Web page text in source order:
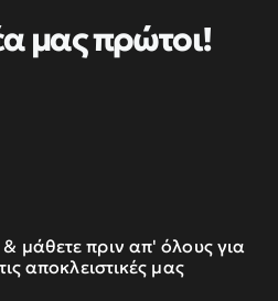
μας πρώτοι!
μάθετε πριν απ' όλους για
αποκλειστικές μας